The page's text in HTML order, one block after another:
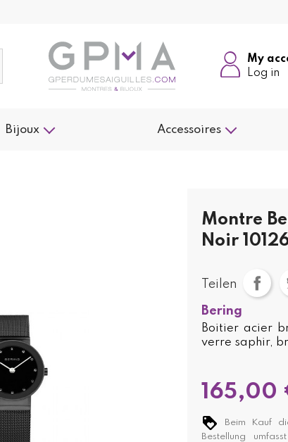
My
Log in
Bijoux Accessoires
Montre
Noir
Teilen
Bering
Boitier acier
verre saphir,
165,00
Beim Kauf
Bestellung